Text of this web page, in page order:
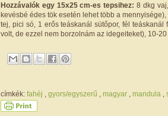
Hozzávalók egy 15x25 cm-es tepsihez: 8 dkg
kevésbé édes tök esetén lehet több a
tej, pici só, 1 erős teáskanál sütőpor, fél
volt, de ezzel nem borzolnám az idegeiteket), 10-
címkék: fahéj gyors/egyszerű magyar mandula